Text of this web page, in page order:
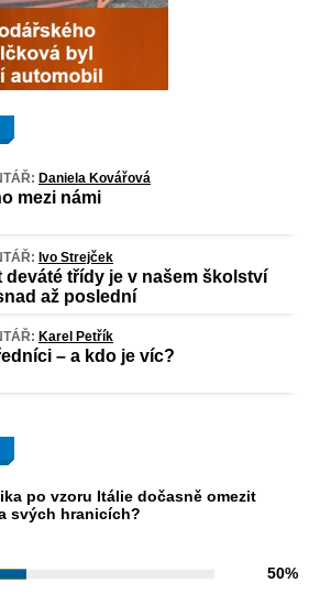
Daniela Kovářová
mezi námi
Ivo Strejček
deváté třídy je v našem školství
až poslední
Karel Petřík
– a kdo je víc?
po vzoru Itálie dočasně omezit
svých hranicích?
50%